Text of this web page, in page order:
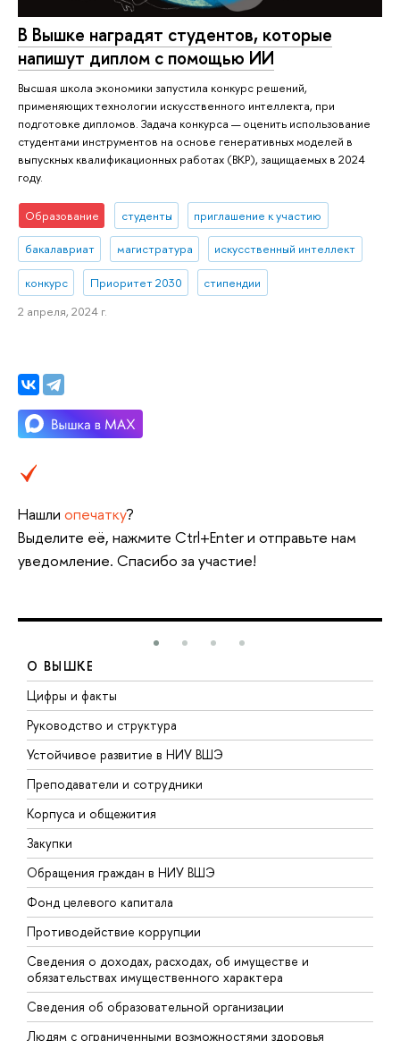
В Вышке наградят студентов, которые
напишут диплом с помощью ИИ
Высшая школа экономики запустила конкурс решений,
применяющих технологии искусственного интеллекта, при
подготовке дипломов. Задача конкурса — оценить использование
студентами инструментов на основе генеративных моделей в
выпускных квалификационных работах (ВКР), защищаемых в 2024
году.
Образование студенты приглашение к участию
бакалавриат магистратура искусственный интеллект
конкурс Приоритет 2030
стипендии
2 апреля, 2024 г.
Нашли опечатку?
Выделите её, нажмите Ctrl+Enter и отправьте нам
уведомление. Спасибо за участие!
О ВЫШКЕ
Цифры и факты
Руководство и структура
Устойчивое развитие в НИУ ВШЭ
Преподаватели и сотрудники
Корпуса и общежития
Закупки
Обращения граждан в НИУ ВШЭ
Фонд целевого капитала
Противодействие коррупции
Сведения о доходах, расходах, об имуществе и
обязательствах имущественного характера
Сведения об образовательной организации
Людям с ограниченными возможностями здоровья